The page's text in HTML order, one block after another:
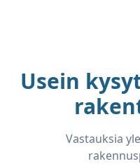
Usein
Vastauksia